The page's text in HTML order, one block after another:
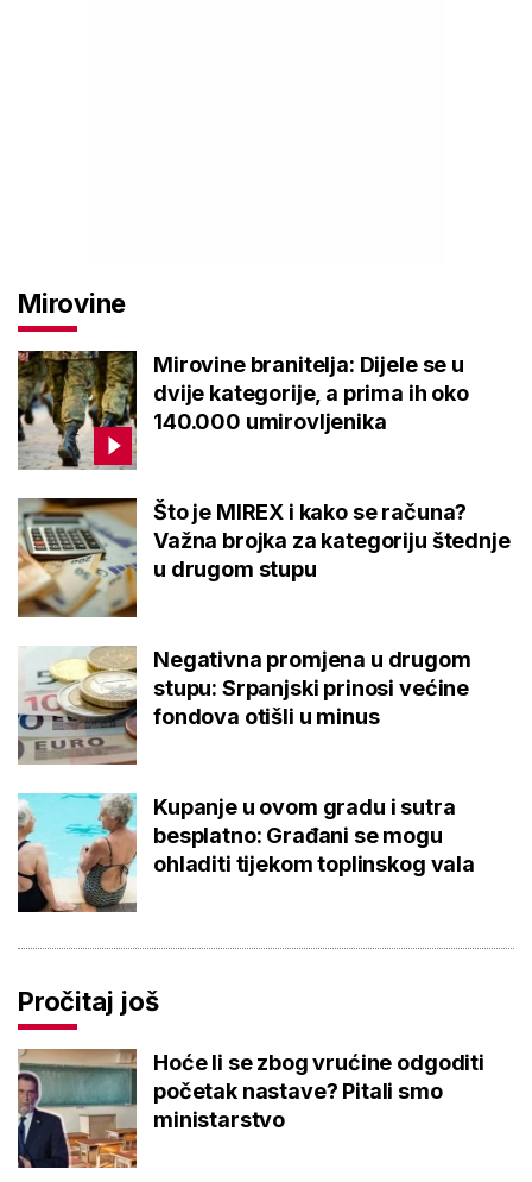
Mirovine
Mirovine branitelja: Dijele se u
dvije kategorije, a prima ih oko
140.000 umirovljenika
Što je MIREX i kako se računa?
Važna brojka za kategoriju štednje
u drugom stupu
Negativna promjena u drugom
stupu: Srpanjski prinosi većine
fondova otišli u minus
Kupanje u ovom gradu i sutra
besplatno: Građani se mogu
ohladiti tijekom toplinskog vala
Pročitaj još
Hoće li se zbog vrućine odgoditi
početak nastave? Pitali smo
ministarstvo